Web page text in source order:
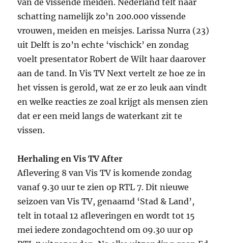
schatting namelijk zo’n 200.000 vissende
vrouwen, meiden en meisjes. Larissa Nurra (23)
uit Delft is zo’n echte ‘vischick’ en zondag
voelt presentator Robert de Wilt haar daarover
aan de tand. In Vis TV Next vertelt ze hoe ze in
het vissen is gerold, wat ze er zo leuk aan vindt
en welke reacties ze zoal krijgt als mensen zien
dat er een meid langs de waterkant zit te
vissen.
Herhaling en Vis TV After
Aflevering 8 van Vis TV is komende zondag
vanaf 9.30 uur te zien op RTL 7. Dit nieuwe
seizoen van Vis TV, genaamd ‘Stad & Land’,
telt in totaal 12 afleveringen en wordt tot 15
mei iedere zondagochtend om 09.30 uur op